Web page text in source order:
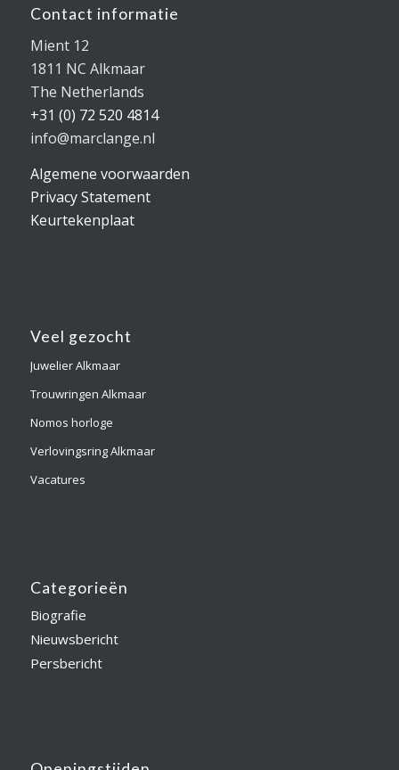
Contact informatie
Mient 12
1811 NC Alkmaar
The Netherlands
+31 (0) 72 520 4814
info@marclange.nl
Algemene voorwaarden
Privacy Statement
Keurtekenplaat
Veel gezocht
Juwelier Alkmaar
Trouwringen Alkmaar
Nomos horloge
Verlovingsring Alkmaar
Vacatures
Categorieën
Biografie
Nieuwsbericht
Persbericht